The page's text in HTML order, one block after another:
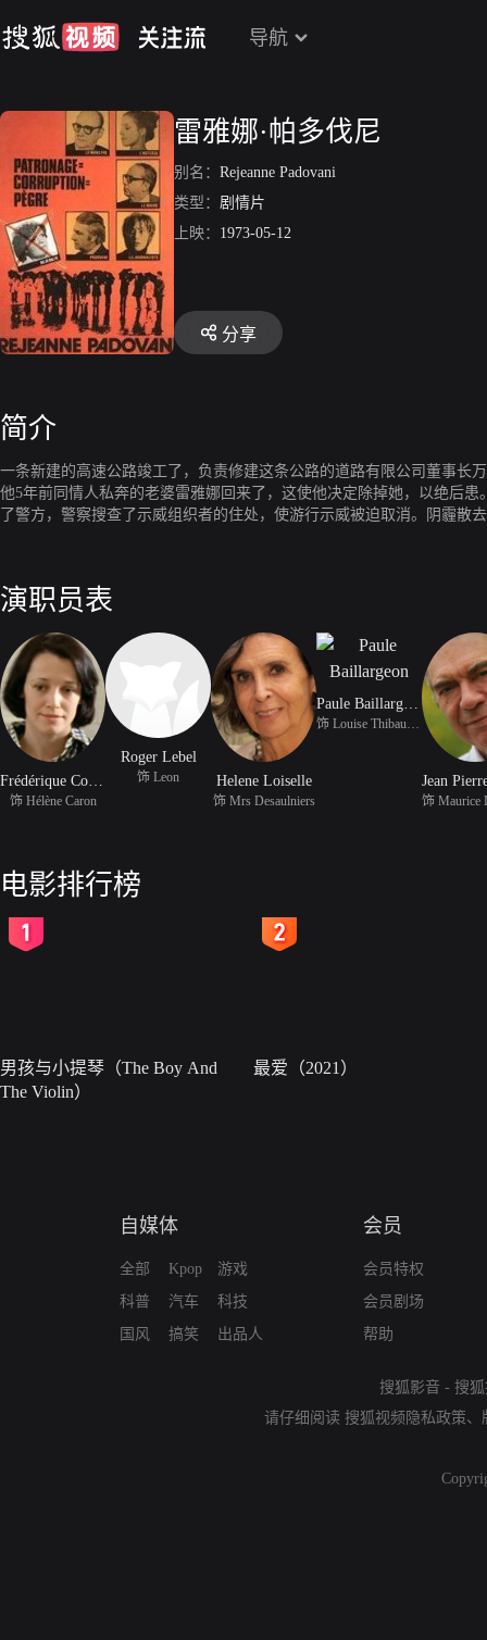
导航
雷雅娜·帕多伐尼
别名： Rejeanne Padovani
类型： 剧情片
上映： 1973-05-12
分享
简介
一条新建的高速公路竣工了，负责修建这条公路的道路有限公司董事长
他5年前同情人私奔的老婆雷雅娜回来了，这使他决定除掉她，以绝后
了警方，警察搜查了示威组织者的住处，使游行示威被迫取消。阴霾散
演职员表
饰 Hélène Caron
Roger Lebel
饰 Leon Helene Loiselle
饰 Mrs Desaulniers
Paule Baillargeon
饰 Louise Thibaudeau
电影排行榜
男孩与小提琴（The Boy And
The Violin）
最爱（2021）
自媒体
全部
科普
国风
Kpop
汽车
搞笑
游戏
科技
出品人
会员
会员特权
会员剧场
帮助
搜狐影音 - 搜
请仔细阅读 搜狐视频隐私政策、